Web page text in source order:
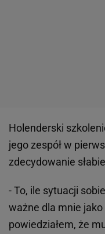
Holenderski
jego zespół w
zdecydowanie
- To, ile sytuacji
ważne dla mnie
powiedziałem, że